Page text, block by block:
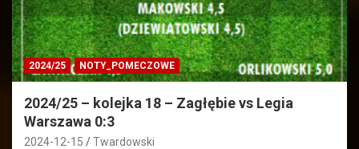
2024/25 NOTY_POMECZOWE
2024/25 – kolejka 18 – Zagłębie vs Legia
Warszawa 0:3
2024-12-15 Twardowski